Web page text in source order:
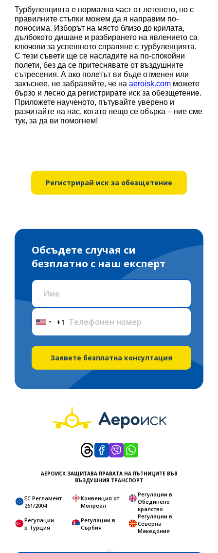
Турбуленцията е нормална част от летенето, но с
правилните стъпки можем да я направим по-
поносима. Изборът на място близо до крилата,
дълбокото дишане и разбирането на явлението са
ключови за успешното справяне с турбуленцията.
С тези съвети ще се насладите на по-спокойни
полети, без да се притеснявате от въздушните
сътресения. А ако полетът ви бъде отменен или
закъснее, не забравяйте, че на aeroisk.com можете
бързо и лесно да регистрирате иск за обезщетение.
Приложете наученото, пътувайте уверено и
разчитайте на нас, когато нещо се обърка – ние сме
тук, за да ви помогнем!
Регистрирай иск за обезщетение
Обсъдете случая си
безплатно с наш експерт
United
States
+1
+1
Заявете безплатна консултация
АЕРОИСК ЗАЩИТАВА ПРАВАТА НА ПЪТНИЦИТЕ ВЪВ
ВЪЗДУШНИЯ ТРАНСПОРТ
ЕС Регламент
261/2004
Конвенция от
Монреал
Регулации в
Обединено
кралство
Регулации
в Турция
Регулации в
Сърбия
Регулации в
Северна
Македония